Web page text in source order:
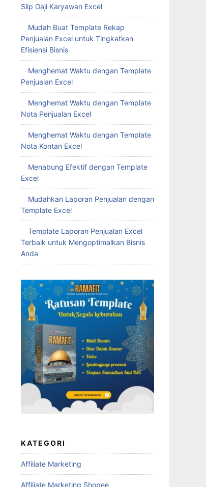
Slip Gaji Karyawan Excel
Mudah Buat Template Rekap
Penjualan Excel untuk Tingkatkan
Efisiensi Bisnis
Menghemat Waktu dengan Template
Penjualan Excel
Menghemat Waktu dengan Template
Nota Penjualan Excel
Menghemat Waktu dengan Template
Nota Kontan Excel
Menabung Efektif dengan Template
Excel
Mudahkan Laporan Penjualan dengan
Template Excel
Template Laporan Penjualan Excel
Terbaik untuk Mengoptimalkan Bisnis
Anda
KATEGORI
Affiliate Marketing
Affiliate Marketing Shopee